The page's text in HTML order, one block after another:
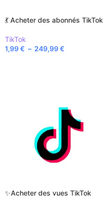
💃 Acheter des abonnés TikTok
TikTok
1,99€ – 249,99€
✨Acheter des vues TikTok